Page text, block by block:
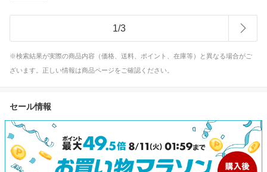
1/3
※検索結果が実際の商品内容（価格、送料、ポイント、在庫等）と異なる場合がご
ざいます。正しい情報は商品ページをご確認ください。
セール情報